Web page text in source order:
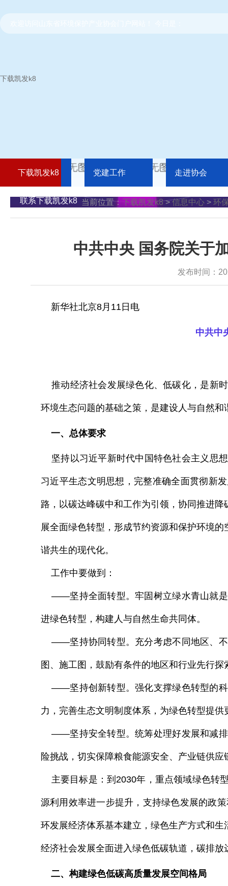
下载凯发k8
下载凯发k8 党建工作 走进协会
联系下载凯发k8 当前位置： 下载凯发k8>信息中心 > 环
中共中央 国务院关于
发布时间：
新华社北京8月 11 日电
中共中
推动经济社会发展绿色化、低碳化，是新
环境生态问题的基础之策，是建设人与自然
一、总体要求
坚持以习近平新时代中国特色社会主义思
习近平生态文明思想，完整准确全面贯彻新
路，以碳达峰碳中和工作为引领，协同推进
展全面绿色转型，形成节约资源和保护环境
谐共生的现代化。
工作中要做到：
——坚持全面转型。牢固树立绿水青山就是
进绿色转型，构建人与自然生命共同体。
——坚持协同转型。充分考虑不同地区、不
图、施工图，鼓励有条件的地区和行业先行探
——坚持创新转型。强化支撑绿色转型的科
力，完善生态文明制度体系，为绿色转型提
——坚持安全转型。统筹处理好发展和减排
险挑战，切实保障粮食能源安全、产业链供
主要目标是：到2030年，重点领域绿色转
源利用效率进一步提升，支持绿色发展的政
环发展经济体系基本建立，绿色生产方式和
经济社会发展全面进入绿色低碳轨道，碳排
二、构建绿色低碳高质量发展空间格局